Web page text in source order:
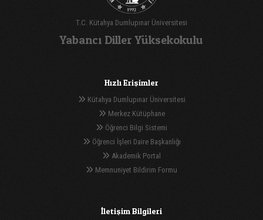
T.C. Kütahya Dumlupınar Üniversitesi
Yabancı Diller Yüksekokulu
Hızlı Erişimler
Kütahya Dumlupınar Üniversitesi
Merkez Kütüphane
Öğrenci Bilgi Sistemi
Öğrenci İşleri Daire Başkanlığı
Akademik Portal
Memnuniyet Bildirim Formu
İletişim Bilgileri